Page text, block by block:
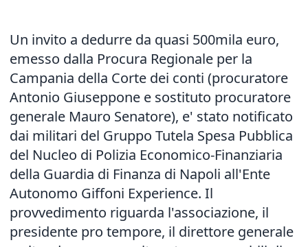
Un invito a dedurre da quasi 500mila euro,
emesso dalla Procura Regionale per la
Campania della Corte dei conti (procuratore
Antonio Giuseppone e sostituto procuratore
generale Mauro Senatore), e' stato notificato
dai militari del Gruppo Tutela Spesa Pubblica
del Nucleo di Polizia Economico-Finanziaria
della Guardia di Finanza di Napoli all'Ente
Autonomo Giffoni Experience. Il
provvedimento riguarda l'associazione, il
presidente pro tempore, il direttore generale